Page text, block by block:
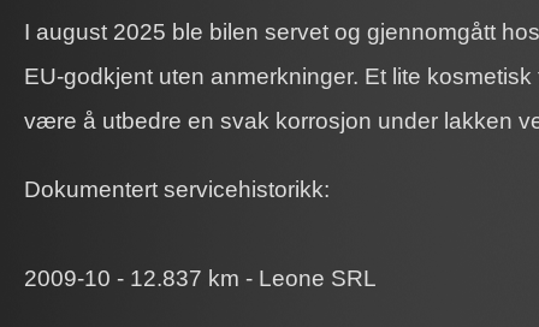
I august 2025 ble bilen servet og gjennomgått
EU-godkjent uten anmerkninger. Et lite
være å utbedre en svak korrosjon under lakken
Dokumentert servicehistorikk:
2009-10 - 12.837 km - Leone SRL